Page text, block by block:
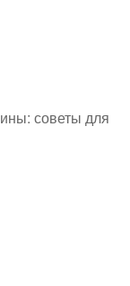
советы для